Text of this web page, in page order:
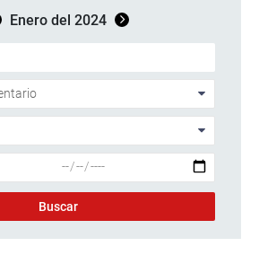
Enero del 2024